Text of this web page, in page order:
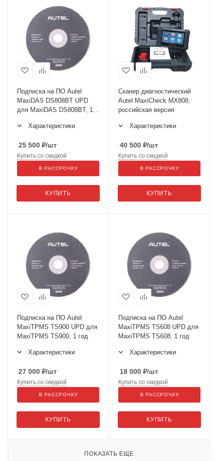
Подписка на ПО Autel
MaxiDAS DS808BT UPD
для MaxiDAS DS808BT, 1
Характеристики
25 500 ₽/шт
КУПИТЬ
Купить со скидкой
В РАССРОЧКУ
Сканер диагностический
Autel MaxiCheck MX808,
российская версия
Характеристики
40 500 ₽/шт
КУПИТЬ
Купить со скидкой
В РАССРОЧКУ
Подписка на ПО Autel
MaxiTPMS TS900 UPD для
MaxiTPMS TS900, 1 год
Характеристики
27 000 ₽/шт
КУПИТЬ
Купить со скидкой
В РАССРОЧКУ
Подписка на ПО Autel
MaxiTPMS TS608 UPD для
MaxiTPMS TS608, 1 год
Характеристики
18 000 ₽/шт
КУПИТЬ
Купить со скидкой
В РАССРОЧКУ
ПОКАЗАТЬ ЕЩЕ